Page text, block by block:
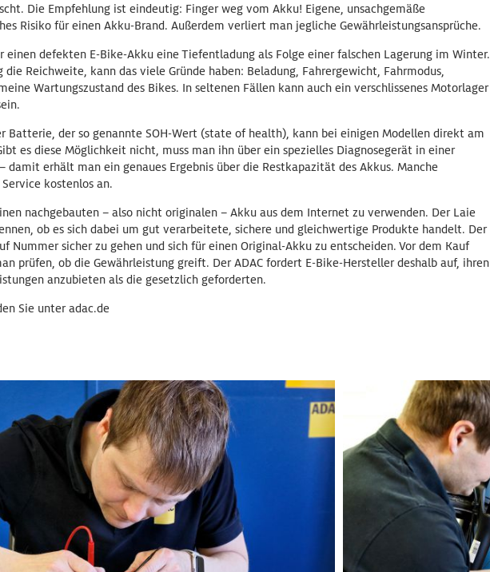
Die Empfehlung ist eindeutig: Finger weg vom Akku! Eigene, unsachgemäße
Risiko für einen Akku-Brand. Außerdem verliert man jegliche Gewährleistungsansprüche.
einen defekten E-Bike-Akku eine Tiefentladung als Folge einer falschen Lagerung im Winter.
Reichweite, kann das viele Gründe haben: Beladung, Fahrergewicht, Fahrmodus,
Wartungszustand des Bikes. In seltenen Fällen kann auch ein verschlissenes Motorlager
Batterie, der so genannte SOH-Wert (state of health), kann bei einigen Modellen direkt am
es diese Möglichkeit nicht, muss man ihn über ein spezielles Diagnosegerät in einer
damit erhält man ein genaues Ergebnis über die Restkapazität des Akkus. Manche
kostenlos an.
nachgebauten – also nicht originalen – Akku aus dem Internet zu verwenden. Der Laie
ob es sich dabei um gut verarbeitete, sichere und gleichwertige Produkte handelt. Der
Nummer sicher zu gehen und sich für einen Original-Akku zu entscheiden. Vor dem Kauf
prüfen, ob die Gewährleistung greift. Der ADAC fordert E-Bike-Hersteller deshalb auf, ihren
anzubieten als die gesetzlich geforderten.
Sie unter adac.de